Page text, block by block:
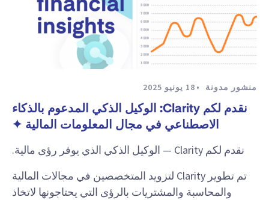
منشور مدونة 18 يونيو 2025
نقدم لكم Clarity: الوكيل الذكي المدعوم بالذكاء
الاصطناعي في مجال المعلومات المالية ✦
نقدم لكم Clarity — الوكيل الذكي الذي يوفر رؤى مالية.
تم تطوير Clarity لتزويد المتخصصين في مجالات المالية
والمحاسبة والمشتريات بالرؤى التي يحتاجونها لاتخاذ